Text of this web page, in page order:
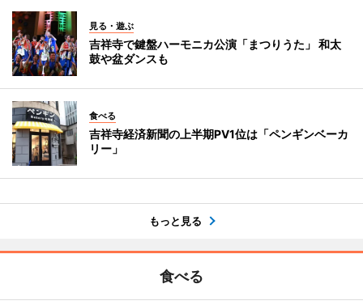
見る・遊ぶ
吉祥寺で鍵盤ハーモニカ公演「まつりうた」 和太
鼓や盆ダンスも
食べる
吉祥寺経済新聞の上半期PV1位は「ペンギンベーカ
リー」
もっと見る
食べる